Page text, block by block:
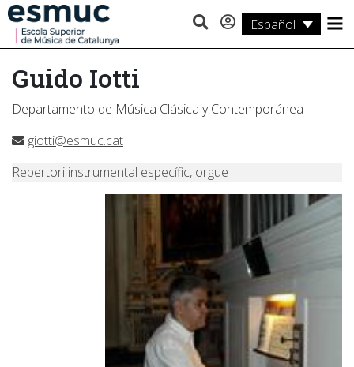
Español
Estudios
Investigación
Servicios
Guido Iotti
Departamento de Música Clásica y Contemporánea
giotti@esmuc.cat
Repertori instrumental específic, orgue